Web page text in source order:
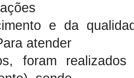
e da
atender
foram